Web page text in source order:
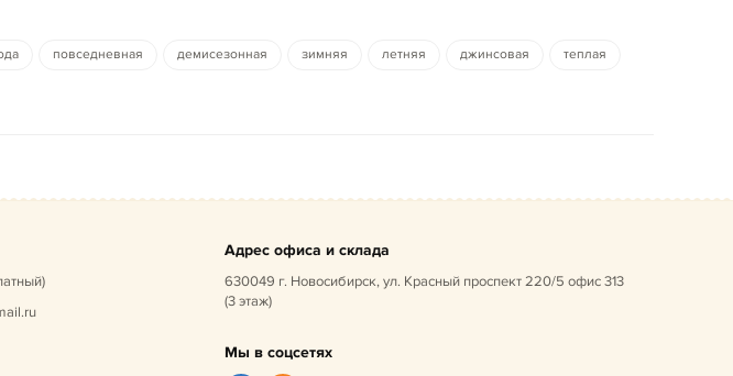
повседневная демисезонная зимняя летняя джинсовая теплая
Адрес офиса и склада
630049 г. Новосибирск, ул. Красный проспект 220/5 офис 313
(3 этаж)
Мы в соцсетях